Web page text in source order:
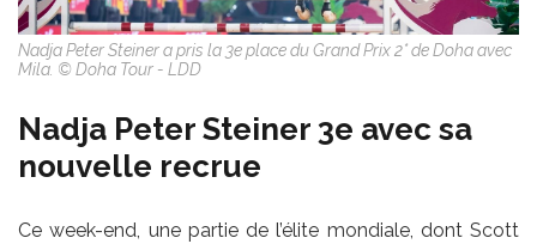
Nadja Peter Steiner a pris la 3e place du Grand Prix 2* de Doha avec
Mila. © Doha Tour - LDD
Nadja Peter Steiner 3e avec sa
nouvelle recrue
Ce week-end, une partie de l’élite mondiale, dont Scott